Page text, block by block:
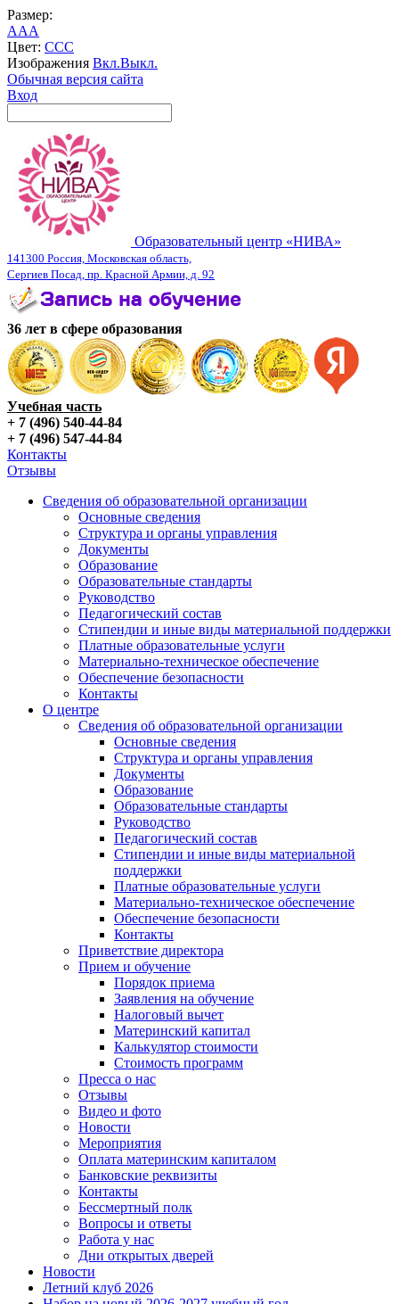
Размер:
AAA
Цвет: CCC
Изображения Вкл.Выкл.
Обычная версия сайта
Вход
Образовательный центр «НИВА»
141300 Россия, Московская область,
Сергиев Посад, пр. Красной Армии, д. 92
36 лет в сфере образования
Учебная часть
+ 7 (496) 540-44-84
+ 7 (496) 547-44-84
Контакты
Отзывы
Сведения об образовательной организации
Основные сведения
Структура и органы управления
Документы
Образование
Образовательные стандарты
Руководство
Педагогический состав
Стипендии и иные виды материальной поддержки
Платные образовательные услуги
Материально-техническое обеспечение
Обеспечение безопасности
Контакты
О центре
Сведения об образовательной организации
Основные сведения
Структура и органы управления
Документы
Образование
Образовательные стандарты
Руководство
Педагогический состав
Стипендии и иные виды материальной
поддержки
Платные образовательные услуги
Материально-техническое обеспечение
Обеспечение безопасности
Контакты
Приветствие директора
Прием и обучение
Порядок приема
Заявления на обучение
Налоговый вычет
Материнский капитал
Калькулятор стоимости
Стоимость программ
Пресса о нас
Отзывы
Видео и фото
Новости
Мероприятия
Оплата материнским капиталом
Банковские реквизиты
Контакты
Бессмертный полк
Вопросы и ответы
Работа у нас
Дни открытых дверей
Новости
Летний клуб 2026